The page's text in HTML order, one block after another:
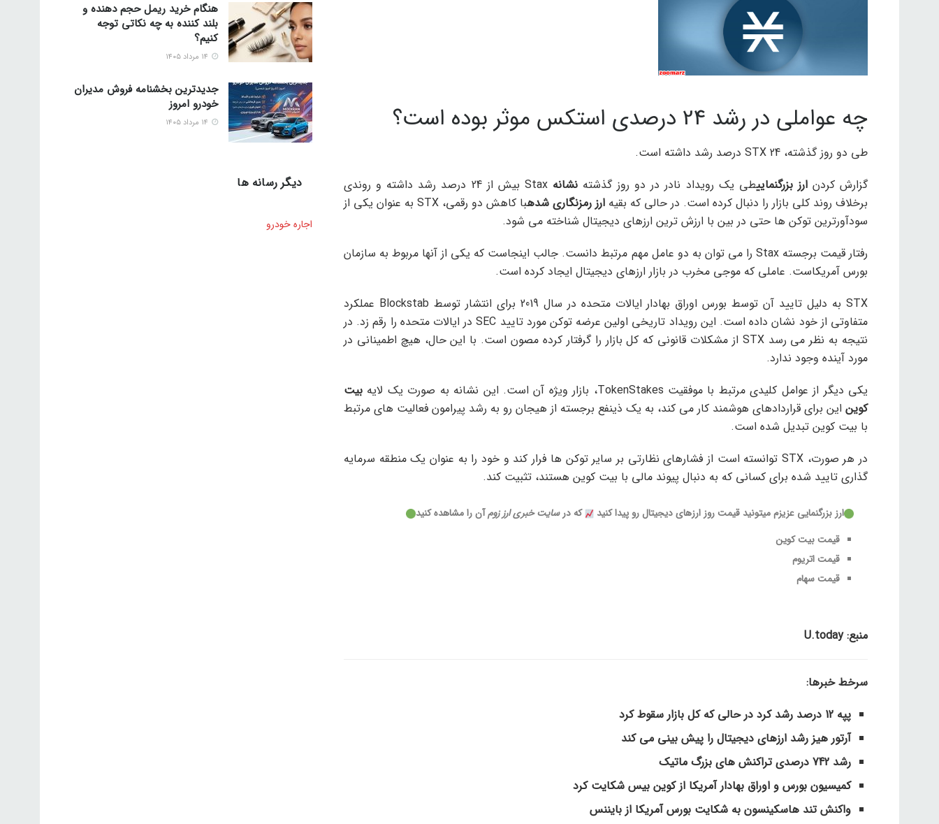
چه عواملی در رشد 24 درصدی استکس موثر بوده است؟
طی دو روز گذشته، STX 24 درصد رشد داشته است.
گزارش کردنارز بزرگنماییطی یک رویداد نادر در دو روز گذشتهنشانه
Stax بیش از 24 درصد رشد داشته و روندی
برخلاف روند کلی بازار را دنبال کرده است. در حالی که بقیه ارز رمزنگاری شده
با کاهش دو رقمی، STX به عنوان یکی از
سودآورترین توکن ها حتی در بین با ارزش ترین ارزهای دیجیتال شناخته می شود.
رفتار قیمت برجسته Stax را می توان به دو عامل مهم مرتبط دانست. جالب اینجاست که یکی از آنها مربوط به سازمان
بورس آمریکاست. عاملی که موجی مخرب در بازار ارزهای دیجیتال ایجاد کرده است.
STX به دلیل تایید آن توسط بورس اوراق بهادار ایالات متحده در سال 2019 برای انتشار توسط Blockstab عملکرد
متفاوتی از خود نشان داده است. این رویداد تاریخی اولین عرضه توکن مورد تایید SEC در ایالات متحده را رقم زد. در
نتیجه به نظر می رسد STX از مشکلات قانونی که کل بازار را گرفتار کرده مصون است. با این حال، هیچ اطمینانی در
مورد آینده وجود ندارد.
یکی دیگر از عوامل کلیدی مرتبط با موفقیت TokenStakes، بازار ویژه آن است. این نشانه به صورت یک لایه
بیت
کوین این برای قراردادهای هوشمند کار می کند، به یک ذینفع برجسته از هیجان رو به رشد پیرامون فعالیت های مرتبط
با بیت کوین تبدیل شده است.
در هر صورت، STX توانسته است از فشارهای نظارتی بر سایر توکن ها فرار کند و خود را به عنوان یک منطقه سرمایه
گذاری تایید شده برای کسانی که به دنبال پیوند مالی با بیت کوین هستند، تثبیت کند.
ارز بزرگنمایی عزیزم میتونید قیمت روز ارزهای دیجیتال رو پیدا کنید که درسایت خبری ارز زومآن را مشاهده کنید
قیمت بیت کوین
قیمت اتریوم
قیمت سهام
منبع: U.today
سرخط خبرها:
پپه 12 درصد رشد کرد در حالی که کل بازار سقوط کرد
آرتور هیز رشد ارزهای دیجیتال را پیش بینی می کند
رشد 742 درصدی تراکنش های بزرگ ماتیک
کمیسیون بورس و اوراق بهادار آمریکا از کوین بیس شکایت کرد
واکنش تند هاسکینسون به شکایت بورس آمریکا از بایننس
هنگام خرید ریمل حجم دهنده و
بلند کننده به چه نکاتی توجه
کنیم؟
جدیدترین بخشنامه فروش مدیران
خودرو امروز
دیگر رسانه ها
اجاره خودرو